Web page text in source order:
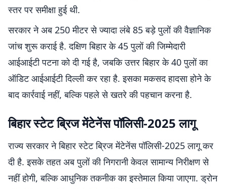
स्तर पर समीक्षा हुई थी.
सरकार ने अब 250 मीटर से ज्यादा लंबे 85 बड़े पुलों की वैज्ञानिक
जांच शुरू कराई है. दक्षिण बिहार के 45 पुलों की जिम्मेदारी
आईआईटी पटना को दी गई है, जबकि उत्तर बिहार के 40 पुलों का
ऑडिट आईआईटी दिल्ली कर रहा है. इसका मकसद हादसा होने के
बाद कार्रवाई नहीं, बल्कि पहले से खतरे की पहचान करना है.
बिहार स्टेट ब्रिज मेंटेनेंस पॉलिसी-2025 लागू
राज्य सरकार ने बिहार स्टेट ब्रिज मेंटेनेंस पॉलिसी-2025 लागू कर
दी है. इसके तहत अब पुलों की निगरानी केवल सामान्य निरीक्षण से
नहीं होगी, बल्कि आधुनिक तकनीक का इस्तेमाल किया जाएगा. ड्रोन